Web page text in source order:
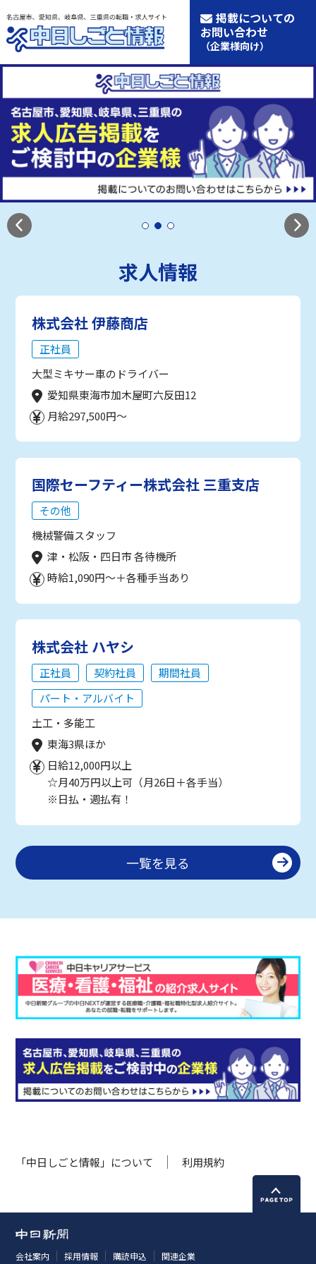
掲載についての
お問い合わせ
（企業様向け）
求人情報
株式会社 伊藤商店
正社員
大型ミキサー車のドライバー
愛知県東海市加木屋町六反田12
月給297,500円～
国際セーフティー株式会社 三重支店
その他
機械警備スタッフ
津・松阪・四日市 各待機所
時給1,090円～＋各種手当あり
株式会社 ハヤシ
正社員 契約社員
期間社員
パート・アルバイト
土工・多能工
東海3県ほか
日給12,000円以上
☆月40万円以上可（月26日＋各手当）
※日払・週払有！
一覧を見る
「中日しごと情報」について 利用規約
会社案内 採用情報 購読申込 関連企業